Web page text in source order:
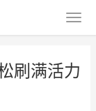
刷满活力